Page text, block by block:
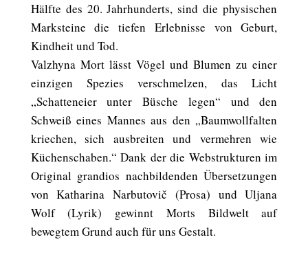
Hälfte des 20. Jahrhunderts, sind die physischen
Marksteine die tiefen Erlebnisse von Geburt,
Kindheit und Tod.
Valzhyna Mort lässt Vögel und Blumen zu einer
einzigen Spezies verschmelzen, das Licht
„Schatteneier unter Büsche legen“ und den
Schweiß eines Mannes aus den „Baumwollfalten
kriechen, sich ausbreiten und vermehren wie
Küchenschaben.“ Dank der die Webstrukturen im
Original grandios nachbildenden Übersetzungen
von Katharina Narbutovič (Prosa) und Uljana
Wolf (Lyrik) gewinnt Morts Bildwelt auf
bewegtem Grund auch für uns Gestalt.